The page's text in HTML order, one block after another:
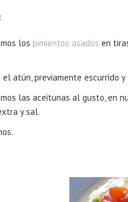
los pimientos asados en
el atún, previamente escurrido
las aceitunas al gusto, en
y sal.